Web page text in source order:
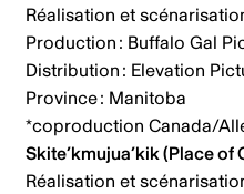
Réalisation et
Production : Buffalo Gal
Distribution : Elevation
Province : Manitoba
*coproduction Canada/
Skite’kmujua’kik (Place of
Réalisation et